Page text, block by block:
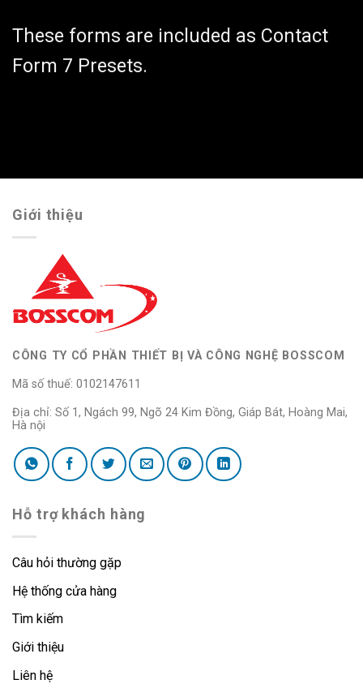
These forms are included as Contact
Form 7 Presets.
Giới thiệu
CÔNG TY CỔ PHẦN THIẾT BỊ VÀ CÔNG NGHỆ BOSSCOM
Mã số thuế: 0102147611
Địa chỉ: Số 1, Ngách 99, Ngõ 24 Kim Đồng, Giáp Bát, Hoàng Mai,
Hà nội
Hỗ trợ khách hàng
Câu hỏi thường gặp
Hệ thống cửa hàng
Tìm kiếm
Giới thiệu
Liên hệ